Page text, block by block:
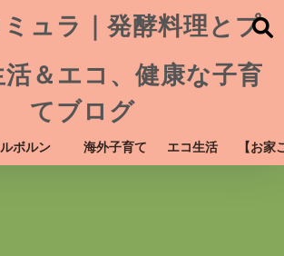
ュラ｜発酵料理とプ
＆エコ、健康な子育
てブログ
ボルン 海外子育て エコ生活 【お